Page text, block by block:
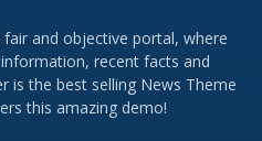
and objective portal, where
recent facts and
is the best selling News Theme
this amazing demo!